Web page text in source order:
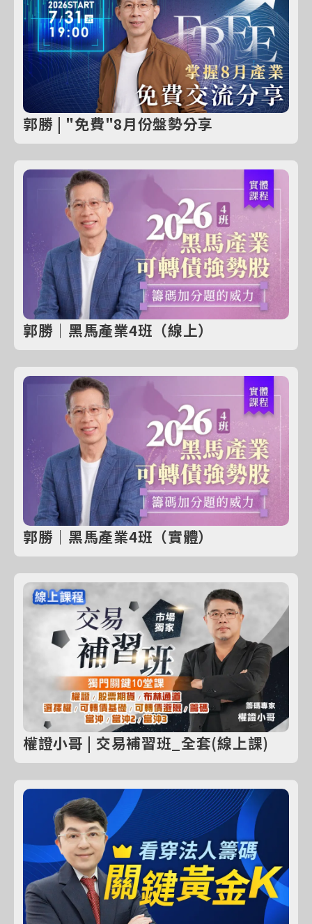
郭勝 | "免費"8月份盤勢分享
郭勝｜黑馬產業4班（線上）
郭勝｜黑馬產業4班（實體）
權證小哥 | 交易補習班_全套(線上課)